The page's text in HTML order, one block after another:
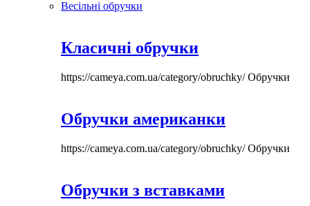
Весільні обручки
Класичні обручки
https://cameya.com.ua/category/obruchky/Обручки
Обручки американки
https://cameya.com.ua/category/obruchky/Обручки
Обручки з вставками